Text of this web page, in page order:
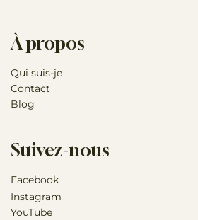
Suivez-nous
Facebook
Instagram
YouTube
À propos
Qui suis-je
Contact
Blog